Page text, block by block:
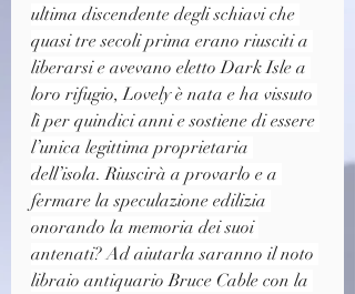
ultima discendente degli schiavi che
quasi tre secoli prima erano riusciti a
liberarsi e avevano eletto Dark Isle a
loro rifugio, Lovely è nata e ha vissuto
lì per quindici anni e sostiene di essere
l’unica legittima proprietaria
dell’isola. Riuscirà a provarlo e a
fermare la speculazione edilizia
onorando la memoria dei suoi
antenati? Ad aiutarla saranno il noto
libraio antiquario Bruce Cable con la